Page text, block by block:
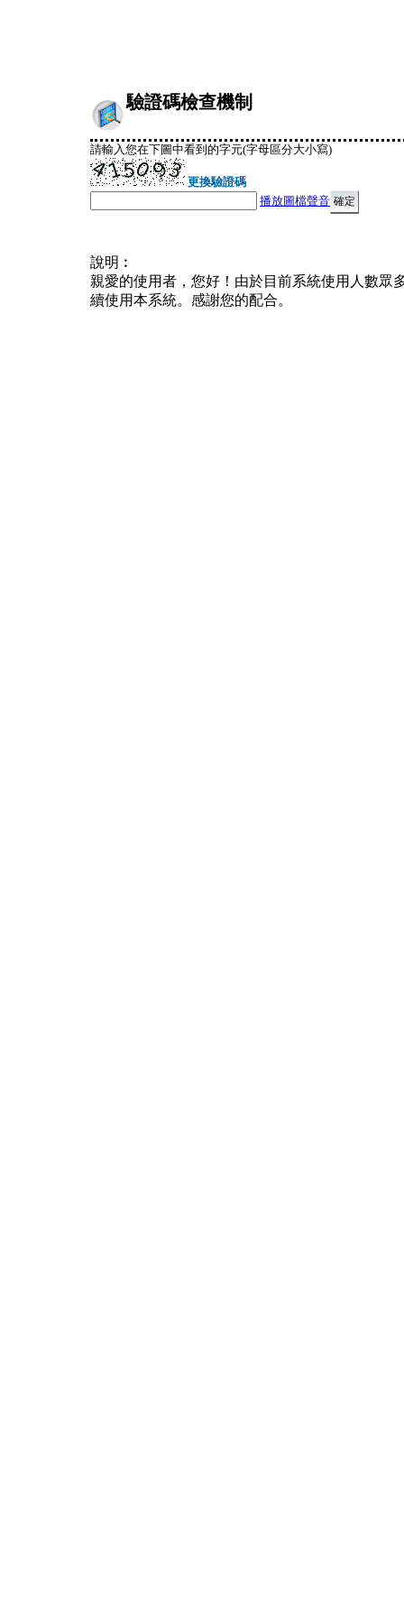
驗證碼檢查機制
請輸入您在下圖中看到的字元(字母區分大小寫)
更換驗證碼
播放圖檔聲音
說明︰
親愛的使用者，您好！由於目前系統使用人數眾
續使用本系統。感謝您的配合。